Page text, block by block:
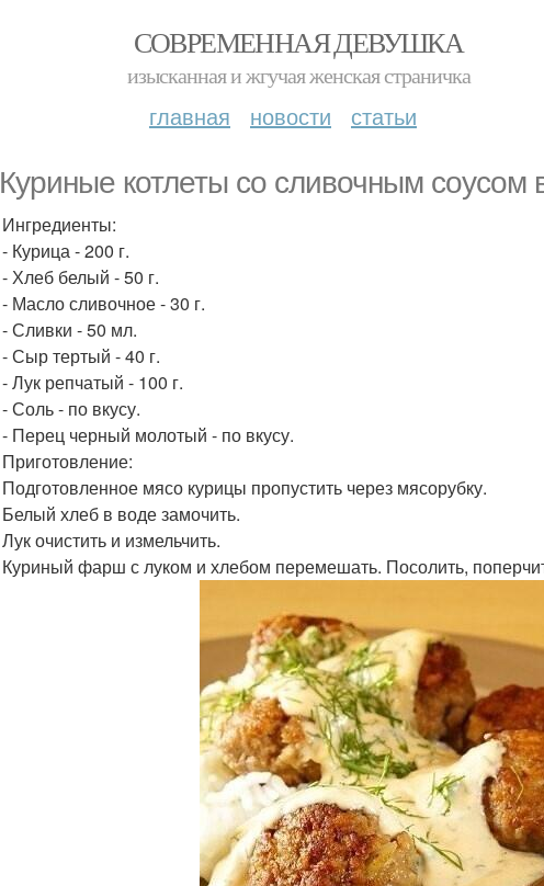
СОВРЕМЕННАЯ ДЕВУШКА
изысканная и жгучая женская страничка
главная новости статьи
Куриные котлеты со сливочным соусом
Ингредиенты:
- Курица - 200 г.
- Хлеб белый - 50 г.
- Масло сливочное - 30 г.
- Сливки - 50 мл.
- Сыр тертый - 40 г.
- Лук репчатый - 100 г.
- Соль - по вкусу.
- Перец черный молотый - по вкусу.
Приготовление:
Подготовленное мясо курицы пропустить через мясорубку.
Белый хлеб в воде замочить.
Лук очистить и измельчить.
Куриный фарш с луком и хлебом перемешать. Посолить,